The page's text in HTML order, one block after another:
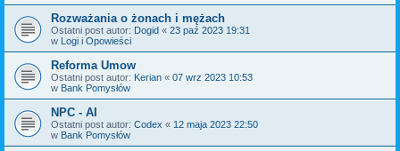
Rozważania o żonach i mężach
Ostatni post autor: Dogid « 23 paź 2023 19:31
w Logi i Opowieści
Reforma Umow
Ostatni post autor: Kerian « 07 wrz 2023 10:53
w Bank Pomysłów
NPC - AI
Ostatni post autor: Codex « 12 maja 2023 22:50
w Bank Pomysłów